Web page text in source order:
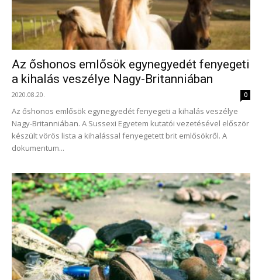
Az őshonos emlősök egynegyedét fenyegeti
a kihalás veszélye Nagy-Britanniában
2020.08.20. 0
Az őshonos emlősök egynegyedét fenyegeti a kihalás veszélye
Nagy-Britanniában. A Sussexi Egyetem kutatói vezetésével először
készült vörös lista a kihalással fenyegetett brit emlősökről. A
dokumentum...